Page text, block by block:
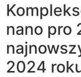
nano pro
2024